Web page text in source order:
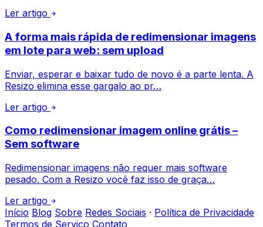
Ler artigo
A forma mais rápida de redimensionar imagens
em lote para web: sem upload
Enviar, esperar e baixar tudo de novo é a parte lenta. A
Resizo elimina esse gargalo ao pr…
Ler artigo
Como redimensionar imagem online grátis –
Sem software
Redimensionar imagens não requer mais software
pesado. Com a Resizo você faz isso de graça…
Ler artigo
Início Blog Sobre Redes Sociais · Política de Privacidade
Termos de Serviço Contato